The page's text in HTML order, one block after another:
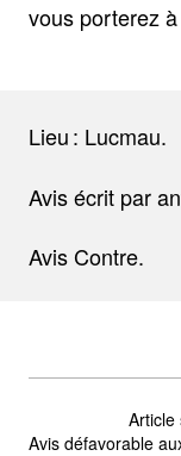
vous porterez
Lieu : Lucmau.
Avis écrit par
Avis Contre.
Article
Avis défavorable